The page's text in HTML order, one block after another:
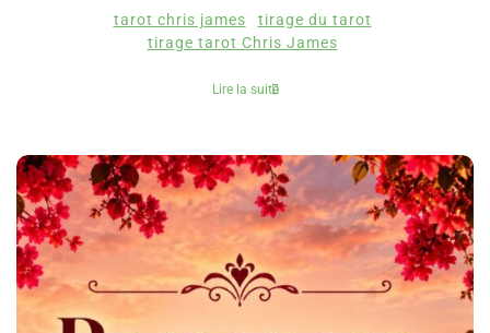
tarot chris james
tirage du tarot
tirage tarot Chris James
Lire la suite